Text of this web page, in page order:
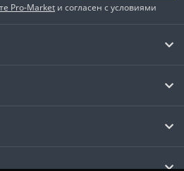
Pro-Market и согласен с условиями